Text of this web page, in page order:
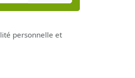
personnelle et